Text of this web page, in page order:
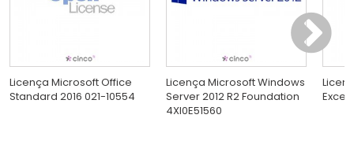
Licença Microsoft Office
Standard 2016 021-10554
Licença Microsoft Windows
Server 2012 R2 Foundation
4XI0E51560
Excel